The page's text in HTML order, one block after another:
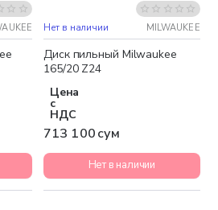
Нет в наличии MILWAUKEE
Диск пильный Milwaukee
165/20 Z24
Цена
с
НДС
713 100 сум
Нет в наличии